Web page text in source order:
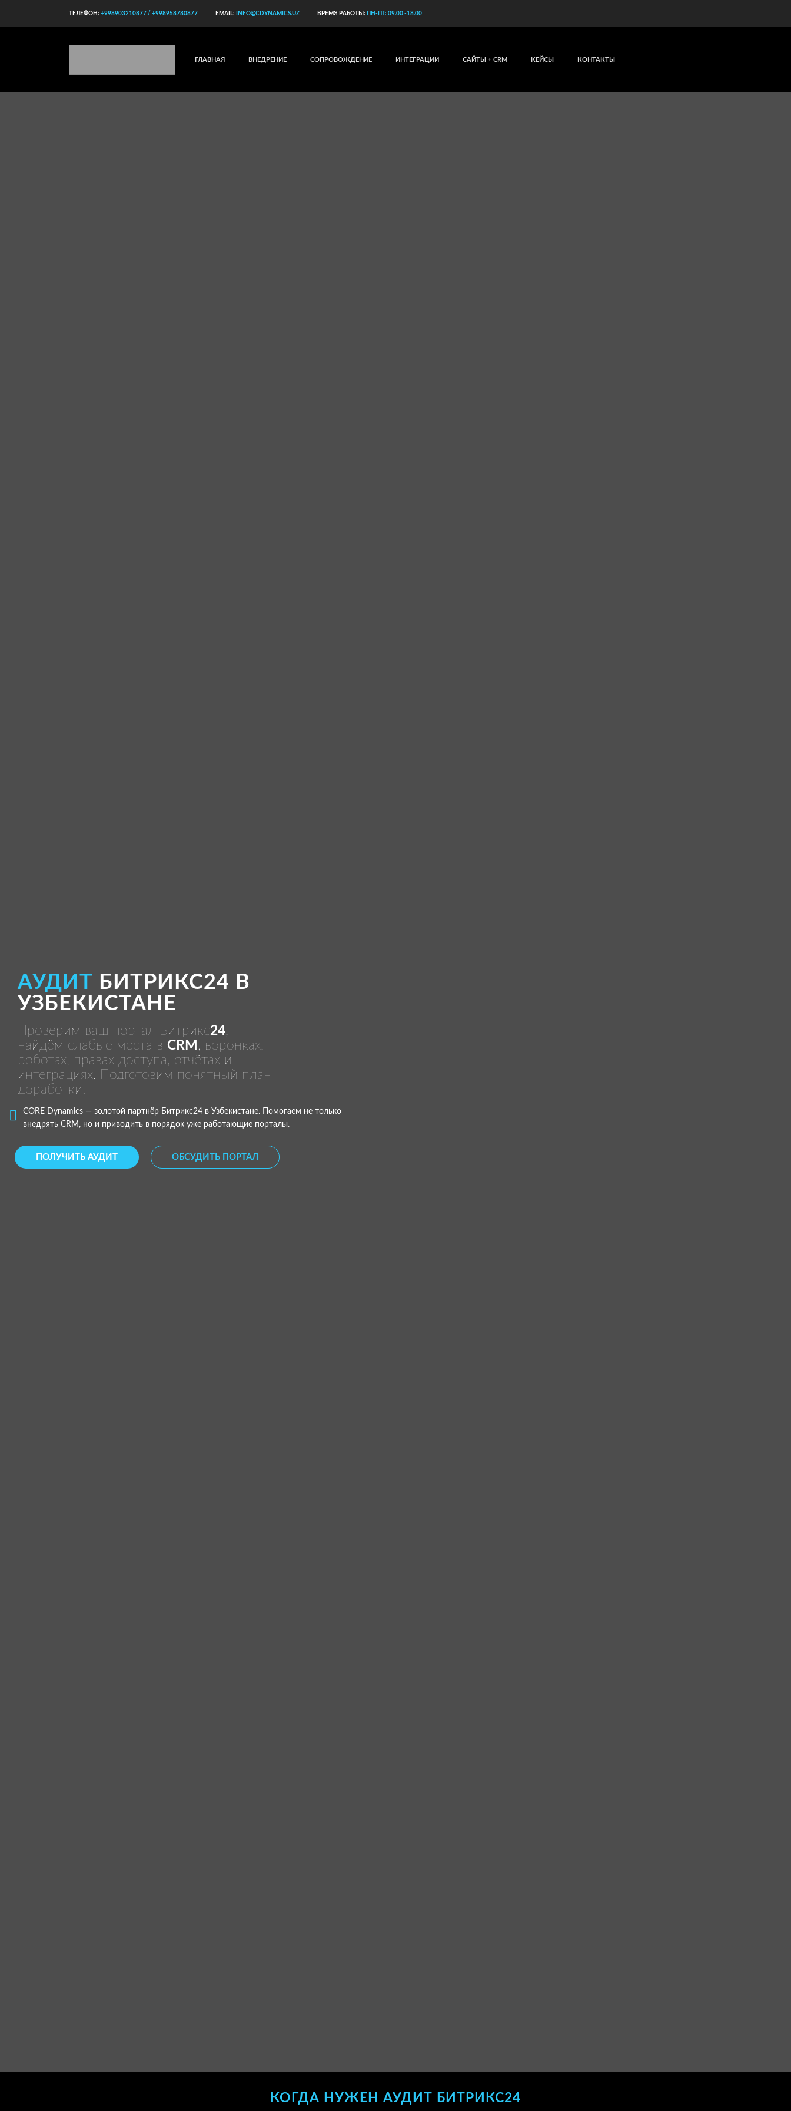
ТЕЛЕФОН: +998903210877 / +998958780877 EMAIL: INFO@CDYNAMICS.UZ ВРЕМЯ РАБОТЫ: ПН-ПТ: 09.00 -18.00
ГЛАВНАЯ ВНЕДРЕНИЕ СОПРОВОЖДЕНИЕ ИНТЕГРАЦИИ САЙТЫ + CRM КЕЙСЫ КОНТАКТЫ
АУДИТ БИТРИКС24 В
УЗБЕКИСТАНЕ
Проверим ваш портал Битрикс24,
найдём слабые места в CRM , воронках,
роботах, правах доступа, отчётах и
интеграциях. Подготовим понятный план
доработки.
CORE Dynamics — золотой партнёр Битрикс24 в Узбекистане. Помогаем не только
внедрять CRM, но и приводить в порядок уже работающие порталы.
ПОЛУЧИТЬ АУДИТ ОБСУДИТЬ ПОРТАЛ
КОГДА НУЖЕН АУДИТ БИТРИКС24